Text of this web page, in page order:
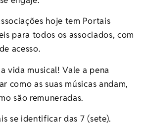
hoje tem Portais
para todos os associados, com
acesso.
vida musical! Vale a pena
como as suas músicas andam,
são remuneradas.
se identificar das 7 (sete).